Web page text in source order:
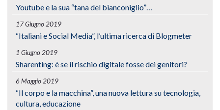
Youtube e la sua “tana del bianconiglio”…
17 Giugno 2019
“Italiani e Social Media”, l’ultima ricerca di Blogmeter
1 Giugno 2019
Sharenting: è se il rischio digitale fosse dei genitori?
6 Maggio 2019
“Il corpo e la macchina”, una nuova lettura su tecnologia,
cultura, educazione